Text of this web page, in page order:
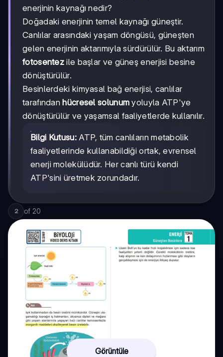
enerjinin kaynağı nedir?
Doğadaki enerjinin temel kaynağı güneştir.
Canlılar arasındaki yaşam döngüsü, güneşten
gelen enerjinin aktarımıyla sürdürülür. Bu aktarım
fotosentez ile başlar ve güneş enerjisi besine
dönüştürülür.
Besinlerdeki kimyasal bağ enerjisi, canlılar
tarafındanhücresel solunum yoluyla ATP'ye
dönüştürülür ve yaşamsal faaliyetlerde kullanılır.
Bilgi Kutusu:ATP, tüm canlıların metabolik
faaliyetlerinde kullanabildiği ortak, evrensel
enerji molekülüdür. Her canlı türü kendi
ATP'sini üretmek zorundadır.
2 of 20
Görüntüle